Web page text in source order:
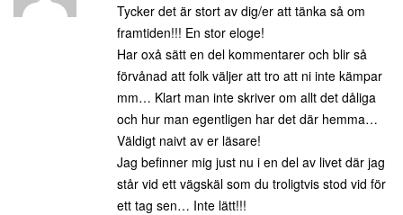
Tycker det är stort av dig/er att tänka så om
framtiden!!! En stor eloge!
Har oxå sätt en del kommentarer och blir så
förvånad att folk väljer att tro att ni inte kämpar
mm… Klart man inte skriver om allt det dåliga
och hur man egentligen har det där hemma…
Väldigt naivt av er läsare!
Jag befinner mig just nu i en del av livet där jag
står vid ett vägskäl som du troligtvis stod vid för
ett tag sen… Inte lätt!!!